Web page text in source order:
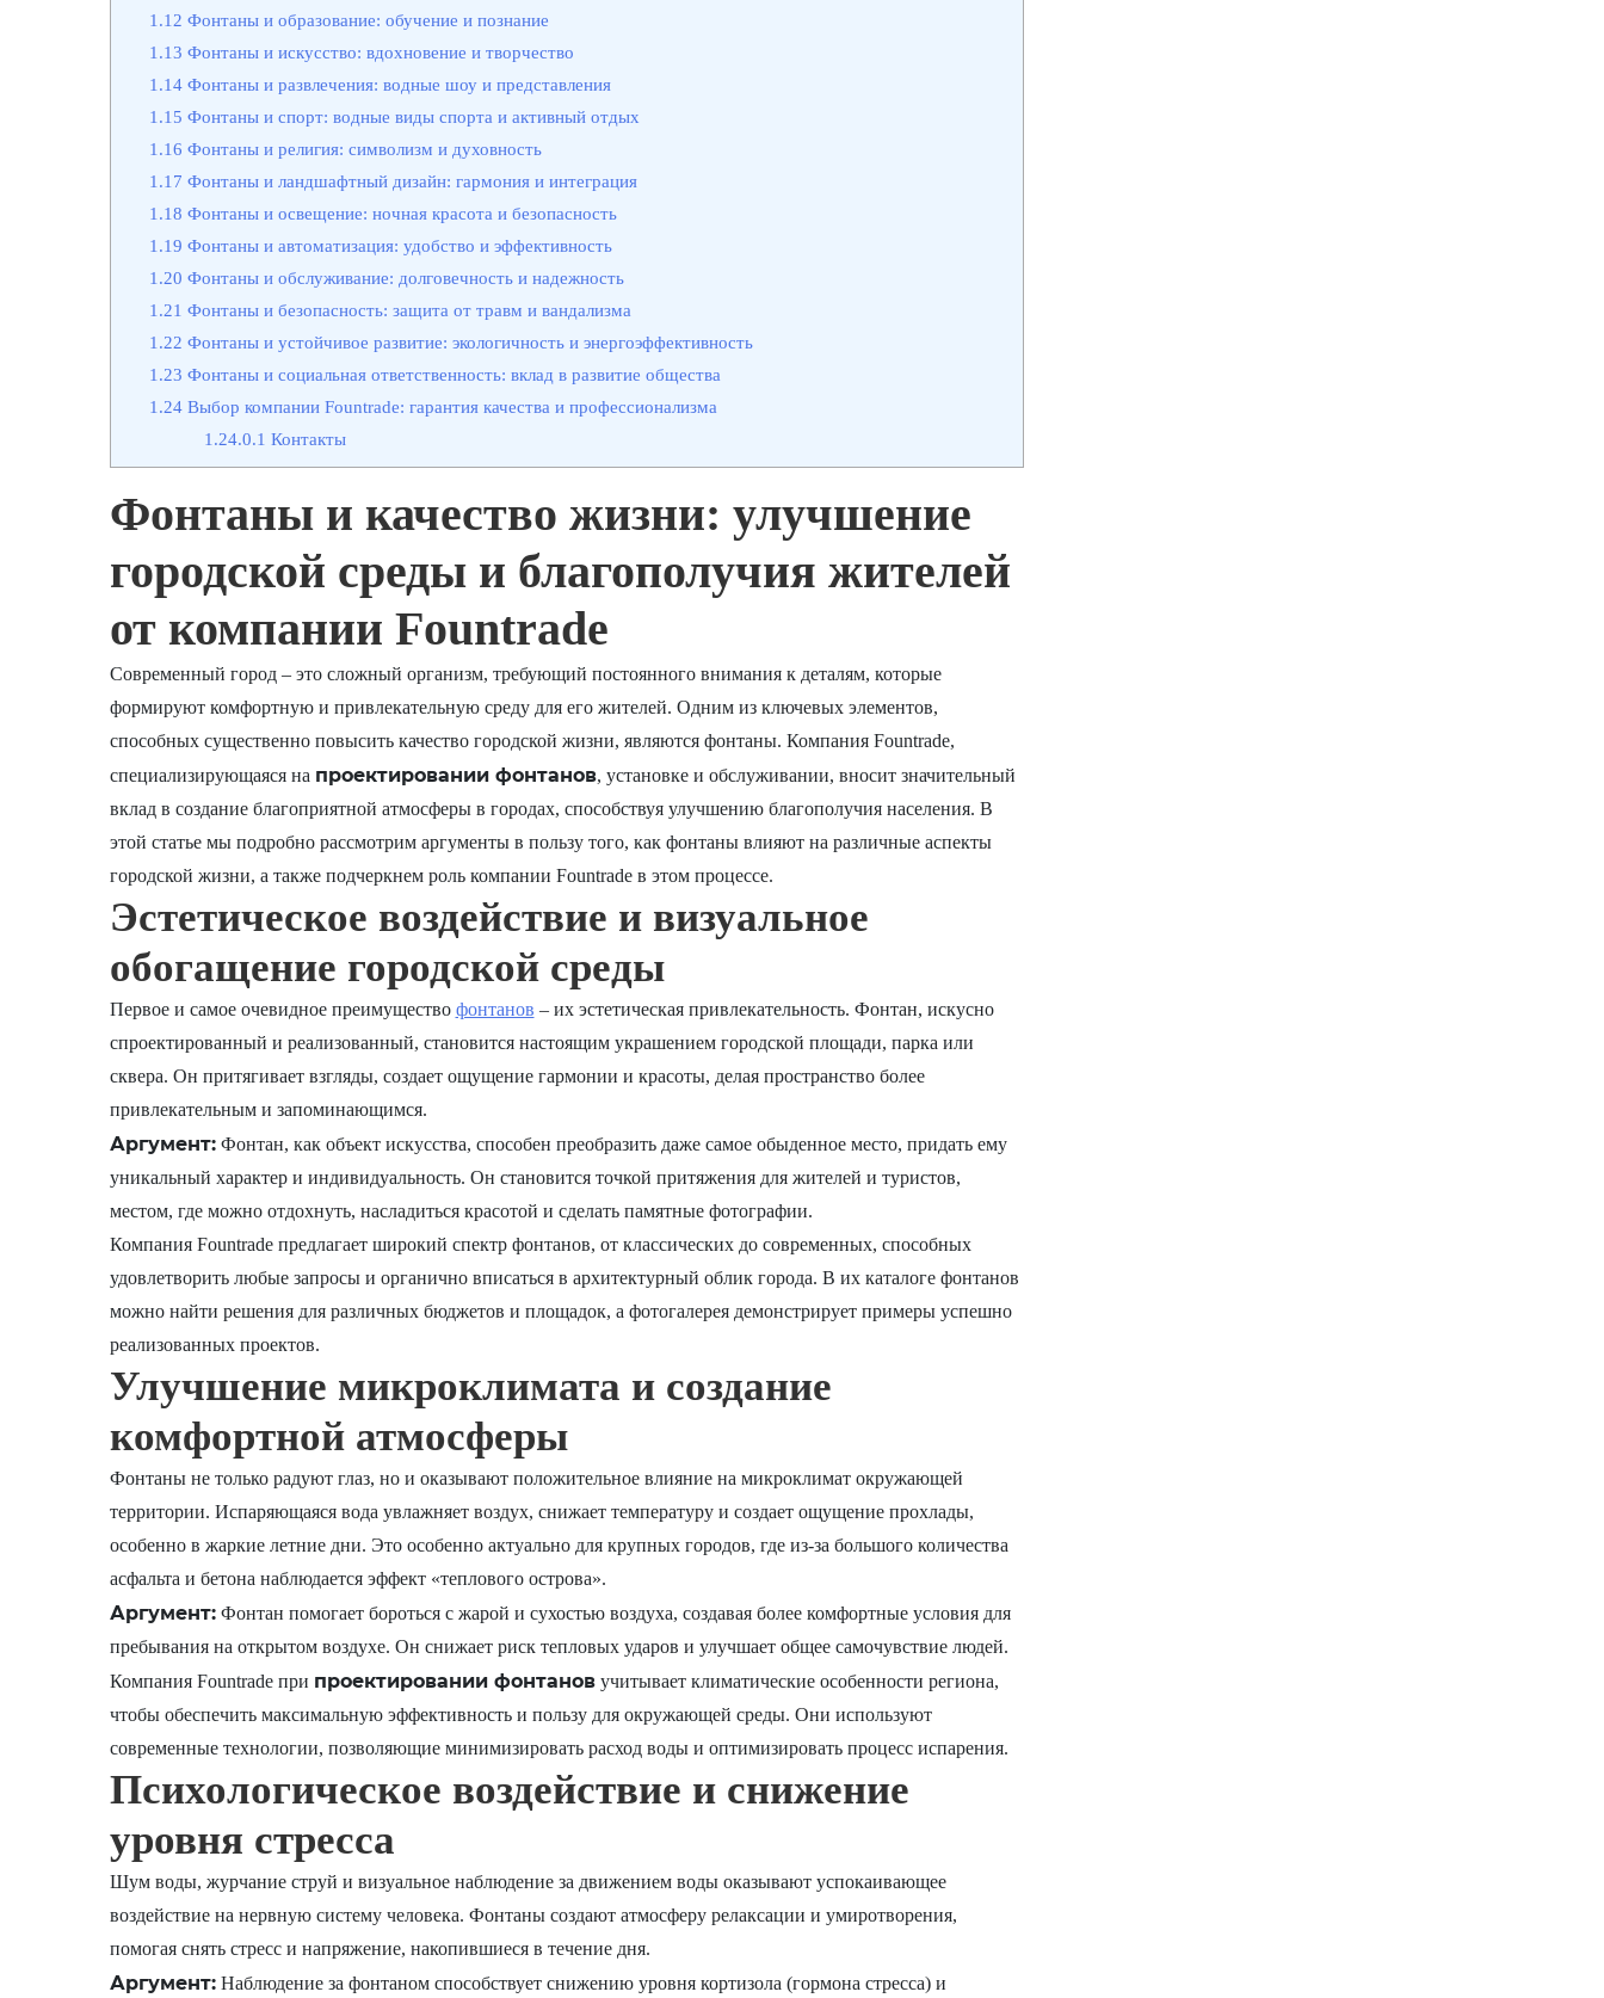
1.12 Фонтаны и образование: обучение и познание
1.13 Фонтаны и искусство: вдохновение и творчество
1.14 Фонтаны и развлечения: водные шоу и представления
1.15 Фонтаны и спорт: водные виды спорта и активный отдых
1.16 Фонтаны и религия: символизм и духовность
1.17 Фонтаны и ландшафтный дизайн: гармония и интеграция
1.18 Фонтаны и освещение: ночная красота и безопасность
1.19 Фонтаны и автоматизация: удобство и эффективность
1.20 Фонтаны и обслуживание: долговечность и надежность
1.21 Фонтаны и безопасность: защита от травм и вандализма
1.22 Фонтаны и устойчивое развитие: экологичность и энергоэффективность
1.23 Фонтаны и социальная ответственность: вклад в развитие общества
1.24 Выбор компании Fountrade: гарантия качества и профессионализма
1.24.0.1 Контакты
Фонтаны и качество жизни: улучшение
городской среды и благополучия жителей
от компании Fountrade
Современный город – это сложный организм, требующий постоянного внимания к деталям, которые
формируют комфортную и привлекательную среду для его жителей. Одним из ключевых элементов,
способных существенно повысить качество городской жизни, являются фонтаны. Компания Fountrade,
специализирующаяся на проектировании фонтанов, установке и обслуживании, вносит значительный
вклад в создание благоприятной атмосферы в городах, способствуя улучшению благополучия населения. В
этой статье мы подробно рассмотрим аргументы в пользу того, как фонтаны влияют на различные аспекты
городской жизни, а также подчеркнем роль компании Fountrade в этом процессе.
Эстетическое воздействие и визуальное
обогащение городской среды
Первое и самое очевидное преимущество фонтанов – их эстетическая привлекательность. Фонтан, искусно
спроектированный и реализованный, становится настоящим украшением городской площади, парка или
сквера. Он притягивает взгляды, создает ощущение гармонии и красоты, делая пространство более
привлекательным и запоминающимся.
Аргумент:Фонтан, как объект искусства, способен преобразить даже самое обыденное место, придать ему
уникальный характер и индивидуальность. Он становится точкой притяжения для жителей и туристов,
местом, где можно отдохнуть, насладиться красотой и сделать памятные фотографии.
Компания Fountrade предлагает широкий спектр фонтанов, от классических до современных, способных
удовлетворить любые запросы и органично вписаться в архитектурный облик города. В их каталоге фонтанов
можно найти решения для различных бюджетов и площадок, а фотогалерея демонстрирует примеры успешно
реализованных проектов.
Улучшение микроклимата и создание
комфортной атмосферы
Фонтаны не только радуют глаз, но и оказывают положительное влияние на микроклимат окружающей
территории. Испаряющаяся вода увлажняет воздух, снижает температуру и создает ощущение прохлады,
особенно в жаркие летние дни. Это особенно актуально для крупных городов, где из-за большого количества
асфальта и бетона наблюдается эффект «теплового острова».
Аргумент:Фонтан помогает бороться с жарой и сухостью воздуха, создавая более комфортные условия для
пребывания на открытом воздухе. Он снижает риск тепловых ударов и улучшает общее самочувствие людей.
Компания Fountrade при проектировании фонтановучитывает климатические особенности региона,
чтобы обеспечить максимальную эффективность и пользу для окружающей среды. Они используют
современные технологии, позволяющие минимизировать расход воды и оптимизировать процесс испарения.
Психологическое воздействие и снижение
уровня стресса
Шум воды, журчание струй и визуальное наблюдение за движением воды оказывают успокаивающее
воздействие на нервную систему человека. Фонтаны создают атмосферу релаксации и умиротворения,
помогая снять стресс и напряжение, накопившиеся в течение дня.
Аргумент:Наблюдение за фонтаном способствует снижению уровня кортизола (гормона стресса) и